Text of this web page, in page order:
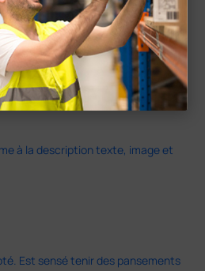
à la description texte, image et
Est sensé tenir des pansements